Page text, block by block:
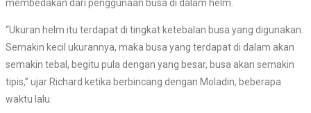
membedakan dari penggunaan busa di dalam helm.
“Ukuran helm itu terdapat di tingkat ketebalan busa yang digunakan.
Semakin kecil ukurannya, maka busa yang terdapat di dalam akan
semakin tebal, begitu pula dengan yang besar, busa akan semakin
tipis,” ujar Richard ketika berbincang dengan Moladin, beberapa
waktu lalu.